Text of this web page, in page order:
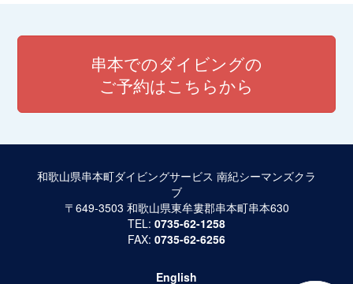
シ
串本でのダイビングの
ご予約はこちらから
和歌山県串本町ダイビングサービス 南紀シーマンズクラ
ブ
〒649-3503 和歌山県東牟婁郡串本町串本630
TEL: 0735-62-1258
FAX: 0735-62-6256
English